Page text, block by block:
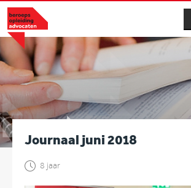
Journaal juni 2018
8 jaar